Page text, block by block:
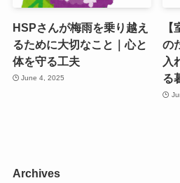
HSPさんが梅雨を乗り越え
るために大切なこと｜心と
体を守る工夫
June 4, 2025
の
入
る
Archives